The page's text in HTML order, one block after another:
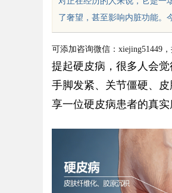
sc
uz
了奢望，甚至影响内脏功能。
可添加咨询微信：xiejing51449
提起硬皮病，很多人会
手脚发紧、关节僵硬、
享一位硬皮病患者的真
丫影院：打造极致观影体验的